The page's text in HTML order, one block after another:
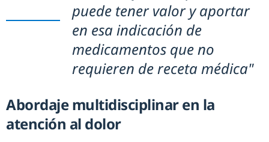
puede tener valor y aportar
en esa indicación de
medicamentos que no
requieren de receta médica"
Abordaje multidisciplinar en la
atención al dolor